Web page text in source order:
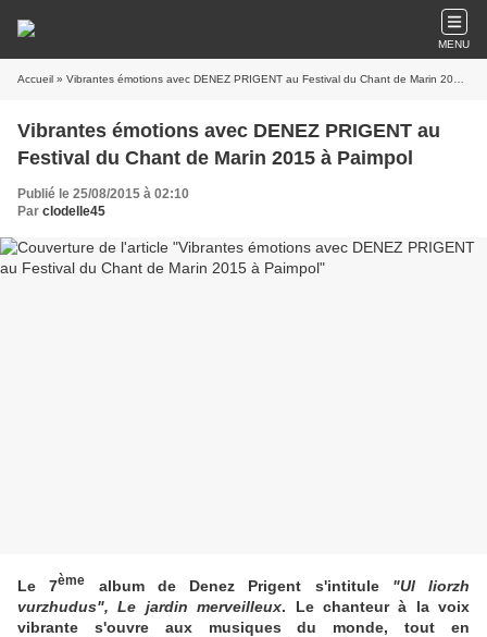
MENU
Accueil » Vibrantes émotions avec DENEZ PRIGENT au Festival du Chant de Marin 2015 à Paimpol
Vibrantes émotions avec DENEZ PRIGENT au
Festival du Chant de Marin 2015 à Paimpol
Publié le 25/08/2015 à 02:10
Par clodelle45
Le 7ème album de Denez Prigent s'intitule "Ul liorzh
vurzhudus", Le jardin merveilleux. Le chanteur à la voix
vibrante s'ouvre aux musiques du monde, tout en